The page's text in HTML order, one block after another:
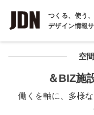
つくる、使う
デザイン情報
INTERVIEW
インタビュー
REPORT
COLUMN
空
＆BIZ施
働くを軸に、多様